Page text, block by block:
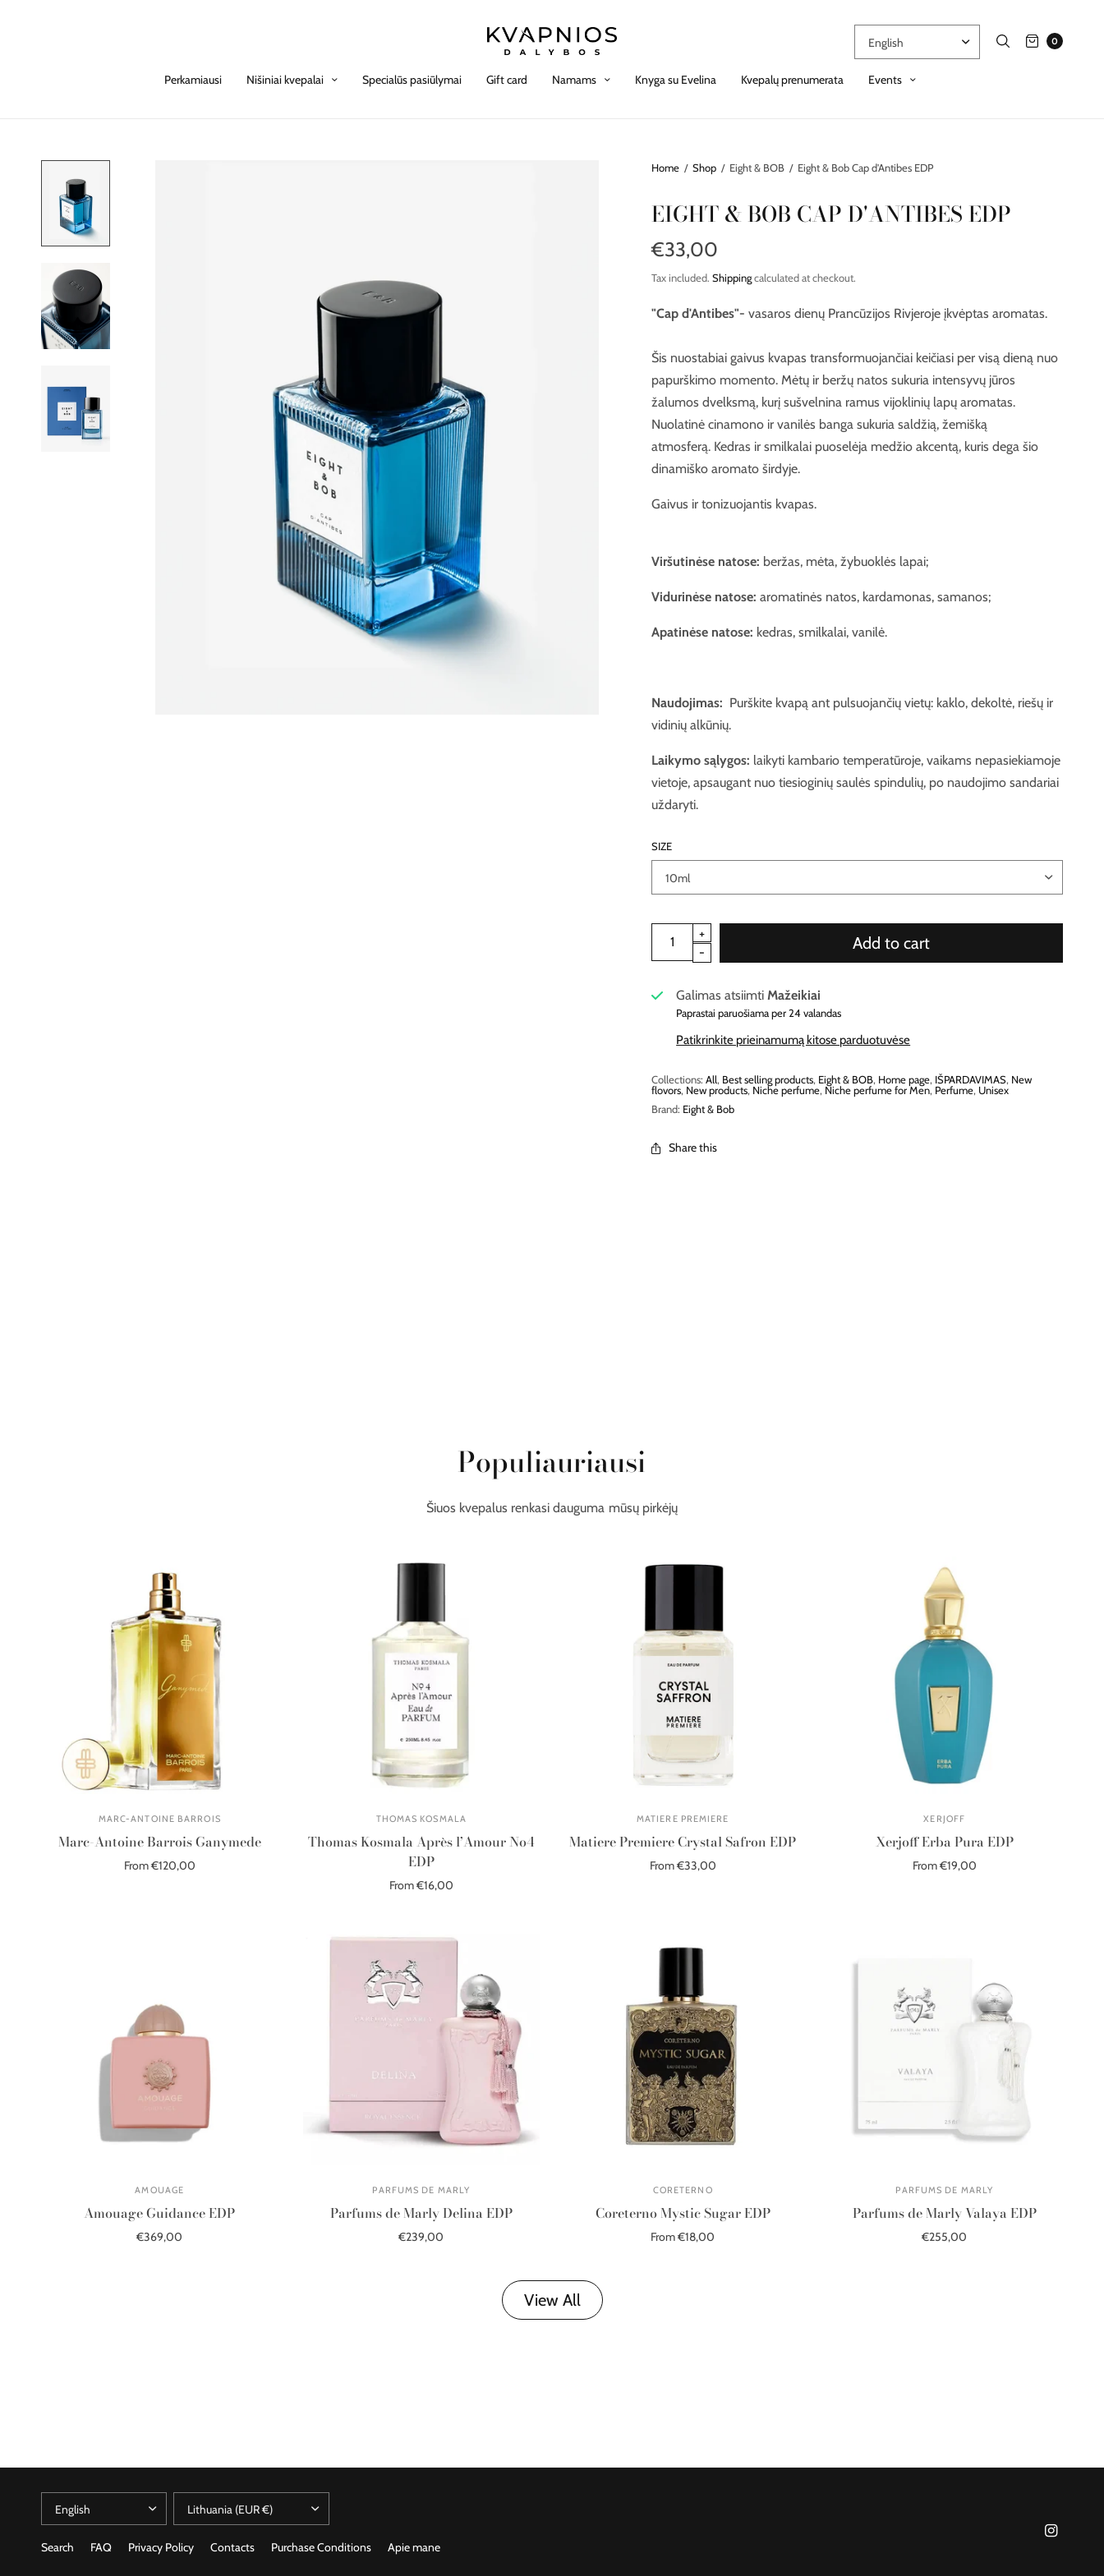
0
Perkamiausi Nišiniai kvepalai Specialūs pasiūlymai Gift card Namams Knyga su Evelina Kvepalų prenumerata Events
Home / Shop / Eight & BOB / Eight & Bob Cap d'Antibes EDP
EIGHT & BOB CAP D'ANTIBES EDP
€33,00
Tax included.Shippingcalculated at checkout.
"Cap d'Antibes"- vasaros dienų Prancūzijos Rivjeroje įkvėptas aromatas.
Šis nuostabiai gaivus kvapas transformuojančiai keičiasi per visą dieną nuo
papurškimo momento. Mėtų ir beržų natos sukuria intensyvų jūros
žalumos dvelksmą, kurį sušvelnina ramus vijoklinių lapų aromatas.
Nuolatinė cinamono ir vanilės banga sukuria saldžią, žemišką
atmosferą. Kedras ir smilkalai puoselėja medžio akcentą, kuris dega šio
dinamiško aromato širdyje.
Gaivus ir tonizuojantis kvapas.
Viršutinėse natose: beržas, mėta, žybuoklės lapai;
Vidurinėse natose: aromatinės natos, kardamonas, samanos;
Apatinėse natose: kedras, smilkalai, vanilė.
Naudojimas: Purškite kvapą ant pulsuojančių vietų: kaklo, dekoltė, riešų ir
vidinių alkūnių.
Laikymo sąlygos: laikyti kambario temperatūroje, vaikams nepasiekiamoje
vietoje, apsaugant nuo tiesioginių saulės spindulių, po naudojimo sandariai
uždaryti.
SIZE
Add to cart
Galimas atsiimtiMažeikiai
Paprastai paruošiama per 24 valandas
Patikrinkite prieinamumą kitose parduotuvėse
Collections:All, Best selling products, Eight & BOB, Home page, IŠPARDAVIMAS, New
flovors, New products, Niche perfume, Niche perfume for Men, Perfume, Unisex
Brand: Eight & Bob
Share this
Populiauriausi
Šiuos kvepalus renkasi dauguma mūsų pirkėjų
MARC-ANTOINE BARROIS
Marc-Antoine Barrois Ganymede
From €120,00
THOMAS KOSMALA
Thomas Kosmala Après l’Amour No4
EDP
From €16,00
MATIERE PREMIERE
Matiere Premiere Crystal Safron EDP
From €33,00
XERJOFF
Xerjoff Erba Pura EDP
From €19,00
AMOUAGE
Amouage Guidance EDP
€369,00
PARFUMS DE MARLY
Parfums de Marly Delina EDP
€239,00
CORETERNO
Coreterno Mystic Sugar EDP
From €18,00
PARFUMS DE MARLY
Parfums de Marly Valaya EDP
€255,00
View All
Search FAQ Privacy Policy Contacts Purchase Conditions Apie mane